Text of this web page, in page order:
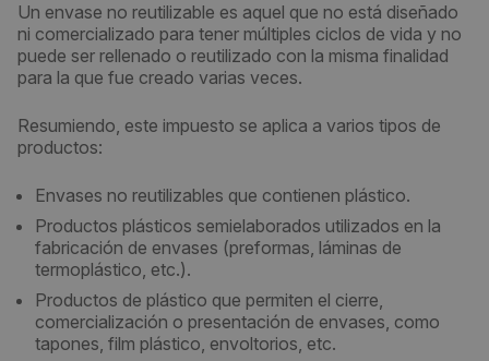
Un envase no reutilizable es aquel que no está diseñado
ni comercializado para tener múltiples ciclos de vida y no
puede ser rellenado o reutilizado con la misma finalidad
para la que fue creado varias veces.
Resumiendo, este impuesto se aplica a varios tipos de
productos:
Envases no reutilizables que contienen plástico.
Productos plásticos semielaborados utilizados en la
fabricación de envases (preformas, láminas de
termoplástico, etc.).
Productos de plástico que permiten el cierre,
comercialización o presentación de envases, como
tapones, film plástico, envoltorios, etc.